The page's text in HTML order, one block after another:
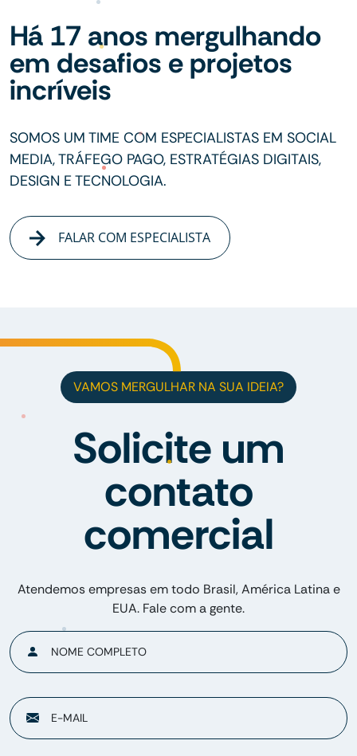
Há 17 anos mergulhando
em desafios e projetos
incríveis
SOMOS UM TIME COM ESPECIALISTAS EM SOCIAL
MEDIA, TRÁFEGO PAGO, ESTRATÉGIAS DIGITAIS,
DESIGN E TECNOLOGIA.
FALAR COM ESPECIALISTA
VAMOS MERGULHAR NA SUA IDEIA?
Solicite um
contato
comercial
Atendemos empresas em todo Brasil, América Latina e
EUA. Fale com a gente.
NOME COMPLETO
E-MAIL